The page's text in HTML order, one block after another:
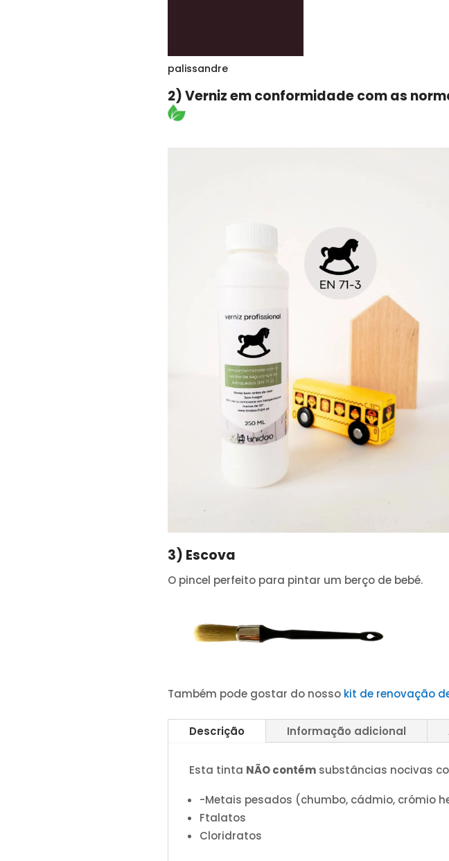
palissandre
2) Verniz em conformidade com as
3) Escova
O pincel perfeito para pintar um berço de bebé.
Também pode gostar do nosso kit de renovação
Descrição Informação adicional
Esta tinta NÃO contémsubstâncias nocivas
-Metais pesados ​​(chumbo, cádmio, crómio
Ftalatos
Cloridratos